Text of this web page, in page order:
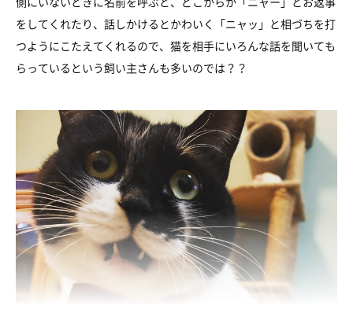
をしてくれたり、話しかけるとかわいく「ニャッ」と相づちを打
つようにこたえてくれるので、猫を相手にいろんな話を聞いても
らっているという飼い主さんも多いのでは？？